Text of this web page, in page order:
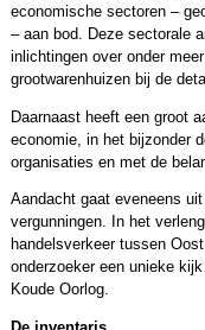
economische sectoren –
– aan bod. Deze sectorale
inlichtingen over onder
grootwarenhuizen bij de
Daarnaast heeft een groot
econo­mie, in het bijzonder
organisaties en met de
Aandacht gaat eveneens
vergunningen. In het
handelsverkeer tussen
onderzoeker een unieke
Koude Oorlog.